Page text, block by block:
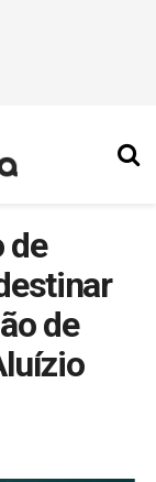
de
de